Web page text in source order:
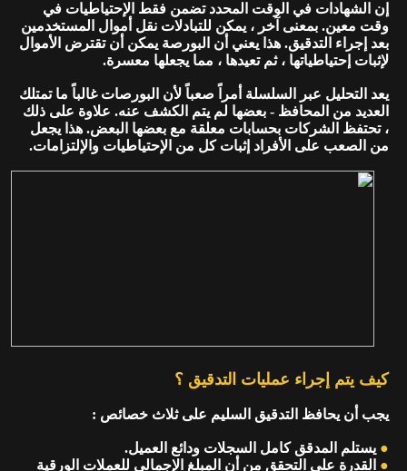
إن الشهادات في الوقت المحدد تضمن فقط الإحتياطيات في
وقت معين. بمعنى آخر ، يمكن للتبادلات نقل أموال المستخدمين
بعد إجراء التدقيق. هذا يعني أن البورصة يمكن أن تقترض الأموال
لإثبات إحتياطياتها ، ثم تعيدها ، مما يجعلها معسرة.
يعد التحليل عبر السلسلة أمراً صعباً لأن البورصات غالباً ما تمتلك
العديد من المحافظ - بعضها لم يتم الكشف عنه. علاوة على ذلك
، تحتفظ الشركات بحسابات معلقة مع بعضها البعض. هذا يجعل
من الصعب على الأفراد إثبات كل من الإحتياطيات والإلتزامات.
كيف يتم إجراء عمليات التدقيق ؟
يجب أن يحافظ التدقيق السليم على ثلاث خصائص :
● يستلم المدقق كامل السجلات ودائع العميل.
● القدرة على التحقق من أن المبلغ الإجمالي للعملات الورقية